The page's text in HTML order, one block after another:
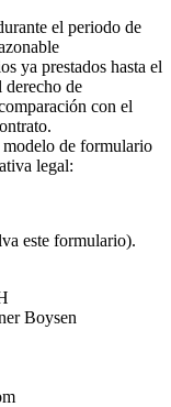
el periodo de
ya prestados hasta el
de
con el
de formulario
legal:
este formulario).
Boysen